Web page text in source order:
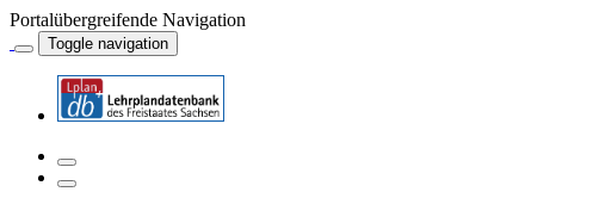
Portalübergreifende Navigation
Toggle navigation